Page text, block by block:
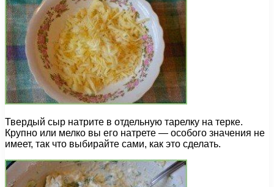
Твердый сыр натрите в отдельную тарелку на терке.
Крупно или мелко вы его натрете — особого значения не
имеет, так что выбирайте сами, как это сделать.